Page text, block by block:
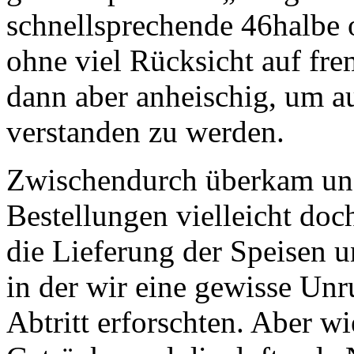
schnellsprechende
ohne viel Rücksicht auf
dann aber anheischig, um
verstanden zu werden.
Zwischendurch überkam
Bestellungen vielleicht
die Lieferung der Speisen
in der wir eine gewisse
Abtritt erforschten. Aber